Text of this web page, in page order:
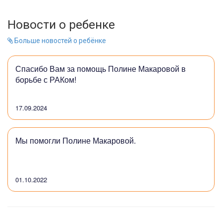
Новости о ребенке
Больше новостей о ребёнке
Спасибо Вам за помощь Полине Макаровой в
борьбе с РАКом!
17.09.2024
Мы помогли Полине Макаровой.
01.10.2022